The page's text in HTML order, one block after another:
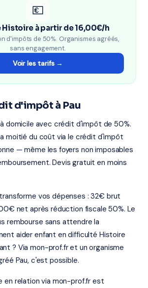
💶
Histoire à partir de 16,00€/h
d'impôts de 50%. Organismes agréés,
sans engagement.
Voir les tarifs →
d'impôt à Pau
domicile avec crédit d'impôt de 50%.
moitié du coût via le crédit d'impôt
— même les foyers non imposables
Devis gratuit en moins
vos dépenses : 32€ brut
net après réduction fiscale 50%. Le
rembourse sans attendre la
aider enfant en difficulté Histoire
? Via mon-prof.fr et un organisme
Pau, c'est possible.
en relation via mon-prof.fr est